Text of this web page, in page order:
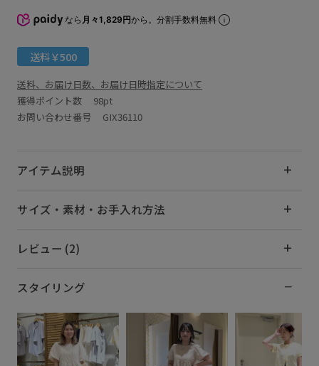
なら 月々1,829円から。分割手数料無料
送料￥500
送料、お届け日数、お届け日時指定について
獲得ポイント数 98pt
お問い合わせ番号 GIX36110
アイテム説明
サイズ・素材・お手入れ方法
レビュー (2)
スタイリング